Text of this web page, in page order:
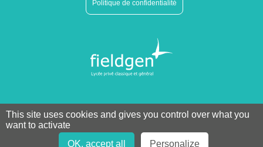
Politique de confidentialité
This site uses cookies and gives you control over what you
want to activate
OK, accept all
Personalize